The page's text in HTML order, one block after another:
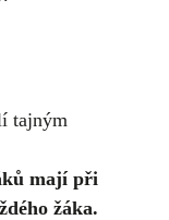
tajným
mají při
žáka.